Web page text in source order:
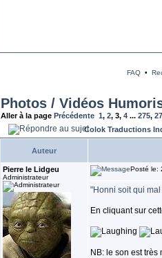
FAQ•
Photos / Vidéos
Aller à la page Précédente 1, 2, 3, 4... 275,
Colok Traductions
Auteur
Pierre le Lidgeu
Administrateur
Posté le:
"Honni soit qui
En cliquant sur
NB: le son est